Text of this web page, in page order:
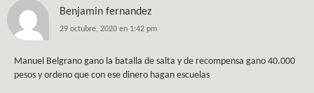
Benjamin fernandez
29 octubre, 2020 en 1:42 pm
Manuel Belgrano gano la batalla de salta y de recompensa gano 40.000
pesos y ordeno que con ese dinero hagan escuelas